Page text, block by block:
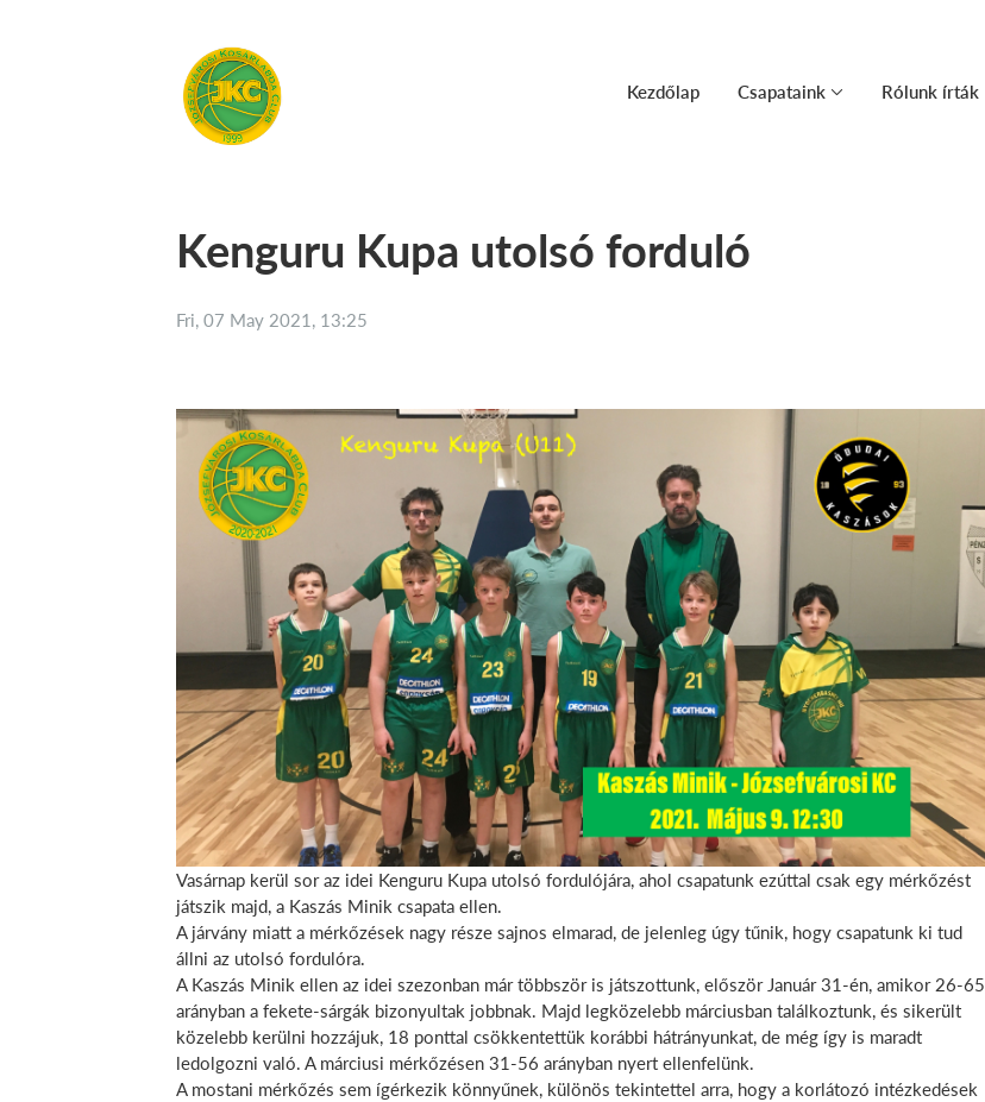
Kezdőlap Csapataink Rólunk írták
Kenguru Kupa utolsó forduló
Fri, 07 May 2021, 13:25
Vasárnap kerül sor az idei Kenguru Kupa utolsó fordulójára, ahol csapatunk ezúttal csak egy mérkőzést
játszik majd, a Kaszás Minik csapata ellen.
A járvány miatt a mérkőzések nagy része sajnos elmarad, de jelenleg úgy tűnik, hogy csapatunk ki tud
állni az utolsó fordulóra.
A Kaszás Minik ellen az idei szezonban már többször is játszottunk, először Január 31-én, amikor 26-65
arányban a fekete-sárgák bizonyultak jobbnak. Majd legközelebb márciusban találkoztunk, és sikerült
közelebb kerülni hozzájuk, 18 ponttal csökkentettük korábbi hátrányunkat, de még így is maradt
ledolgozni való. A márciusi mérkőzésen 31-56 arányban nyert ellenfelünk.
A mostani mérkőzés sem ígérkezik könnyűnek, különös tekintettel arra, hogy a korlátozó intézkedések